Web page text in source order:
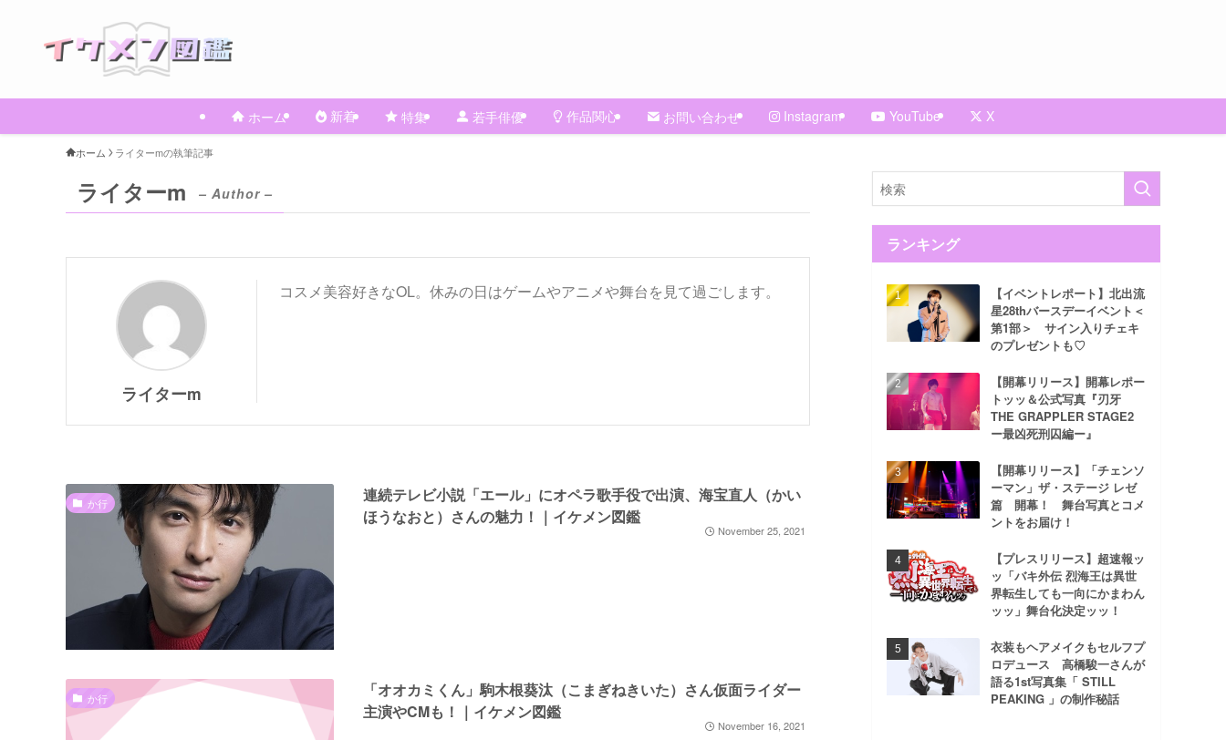
ホーム 新着 特集 若手俳優 作品関心 お問い合わせ Instagram YouTube X
ホーム ライターmの執筆記事
ライターm – Author –
ライターm
コスメ美容好きなOL。休みの日はゲームやアニメや舞台を見て過ごします。
か行
連続テレビ小説「エール」にオペラ歌手役で出演、海宝直人（かい
ほうなおと）さんの魅力！｜イケメン図鑑
November 25, 2021
か行
「オオカミくん」駒木根葵汰（こまぎねきいた）さん仮面ライダー
主演やCMも！｜イケメン図鑑
November 16, 2021
ランキング
【イベントレポート】北出流
星28thバースデーイベント＜
第1部＞ サイン入りチェキ
のプレゼントも♡
【開幕リリース】開幕レポー
トッッ＆公式写真『刃牙
THE GRAPPLER STAGE2
ー最凶死刑囚編ー』
【開幕リリース】「チェンソ
ーマン」ザ・ステージ レゼ
篇 開幕！ 舞台写真とコメ
ントをお届け！
【プレスリリース】超速報ッ
ッ「バキ外伝 烈海王は異世
界転生しても一向にかまわん
ッッ」舞台化決定ッッ！
衣装もヘアメイクもセルフプ
ロデュース 高橋駿一さんが
語る1st写真集「 STILL
PEAKING 」の制作秘話